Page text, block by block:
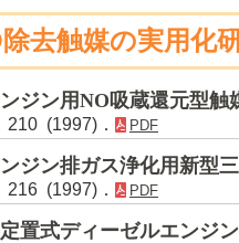
去触媒の実用化
ジン用NO吸蔵還元型触
210 (1997)． PDF
ジン排ガス浄化用新型
216 (1997)． PDF
置式ディーゼルエンジ